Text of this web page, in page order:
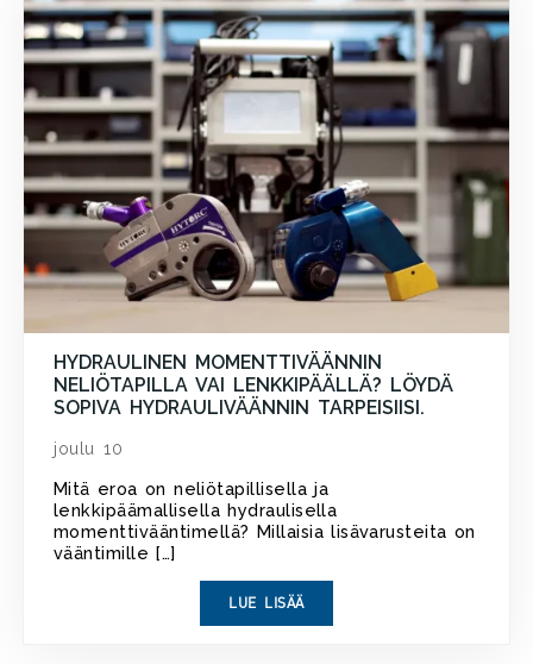
HYDRAULINEN MOMENTTIVÄÄNNIN
NELIÖTAPILLA VAI LENKKIPÄÄLLÄ? LÖYDÄ
SOPIVA HYDRAULIVÄÄNNIN TARPEISIISI.
joulu 10
Mitä eroa on neliötapillisella ja
lenkkipäämallisella hydraulisella
momenttivääntimellä? Millaisia lisävarusteita on
vääntimille […]
LUE LISÄÄ